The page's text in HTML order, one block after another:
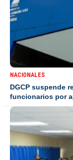
NACIONALES
DGCP suspende
funcionarios por